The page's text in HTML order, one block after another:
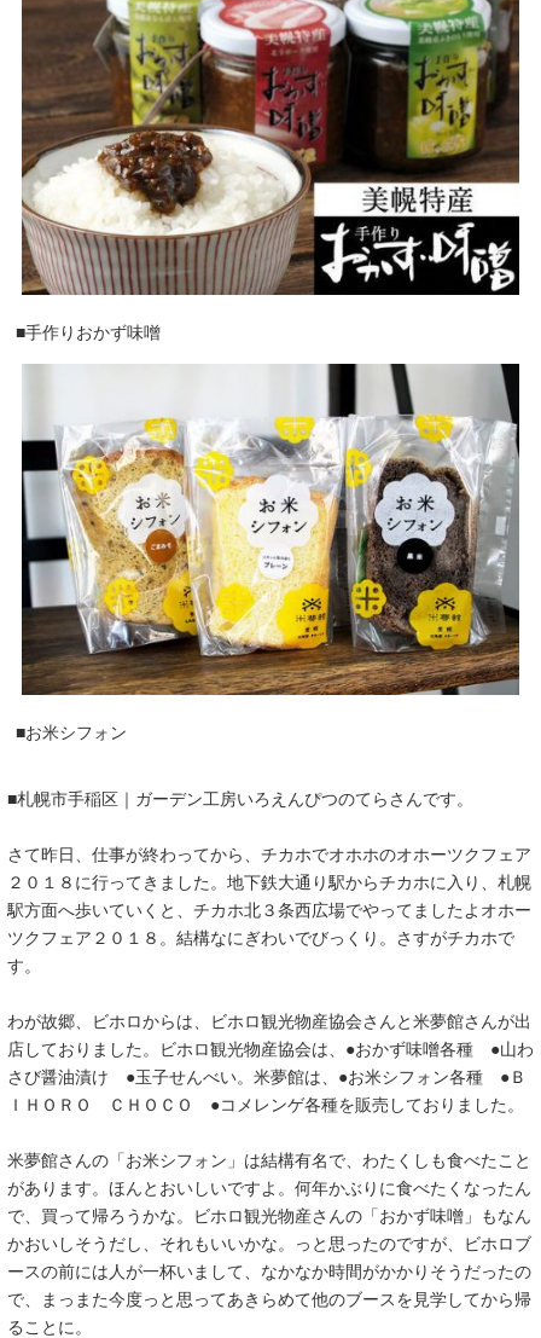
■手作りおかず味噌
■お米シフォン
■札幌市手稲区｜ガーデン工房いろえんぴつのてらさんです。
さて昨日、仕事が終わってから、チカホでオホホのオホーツクフェア
２０１８に行ってきました。地下鉄大通り駅からチカホに入り、札幌
駅方面へ歩いていくと、チカホ北３条西広場でやってましたよオホー
ツクフェア２０１８。結構なにぎわいでびっくり。さすがチカホで
す。
わが故郷、ビホロからは、ビホロ観光物産協会さんと米夢館さんが出
店しておりました。ビホロ観光物産協会は、●おかず味噌各種 ●山わ
さび醤油漬け ●玉子せんべい。米夢館は、●お米シフォン各種 ●Ｂ
ＩＨＯＲＯ ＣＨＯＣＯ ●コメレンゲ各種を販売しておりました。
米夢館さんの「お米シフォン」は結構有名で、わたくしも食べたこと
があります。ほんとおいしいですよ。何年かぶりに食べたくなったん
で、買って帰ろうかな。ビホロ観光物産さんの「おかず味噌」もなん
かおいしそうだし、それもいいかな。っと思ったのですが、ビホロブ
ースの前には人が一杯いまして、なかなか時間がかかりそうだったの
で、まっまた今度っと思ってあきらめて他のブースを見学してから帰
ることに。